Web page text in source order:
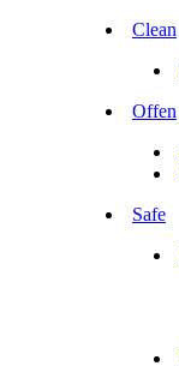
Clean
Offen
Safe